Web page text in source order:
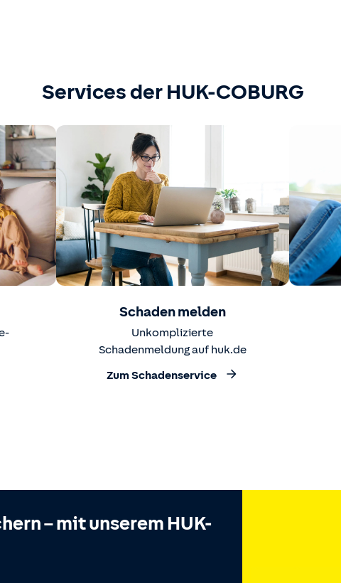
Services der HUK-COBURG
Schaden melden
Unkomplizierte
Schadenmeldung auf huk.de
Zum Schadenservice
– mit unserem HUK-